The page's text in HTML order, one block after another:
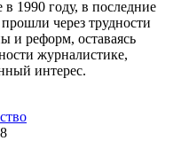
1990 году, в последние
через трудности
и реформ, оставаясь
журналистике,
интерес.